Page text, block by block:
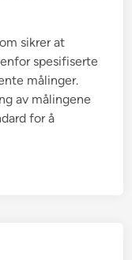
sikrer at
spesifiserte
målinger.
av målingene
for å